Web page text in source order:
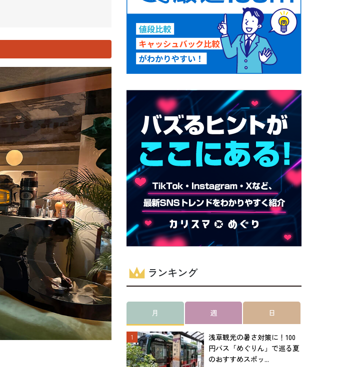
ランキング
月 週 日
浅草観光の暑さ対策に！100
円バス「めぐりん」で巡る夏
のおすすめスポッ...